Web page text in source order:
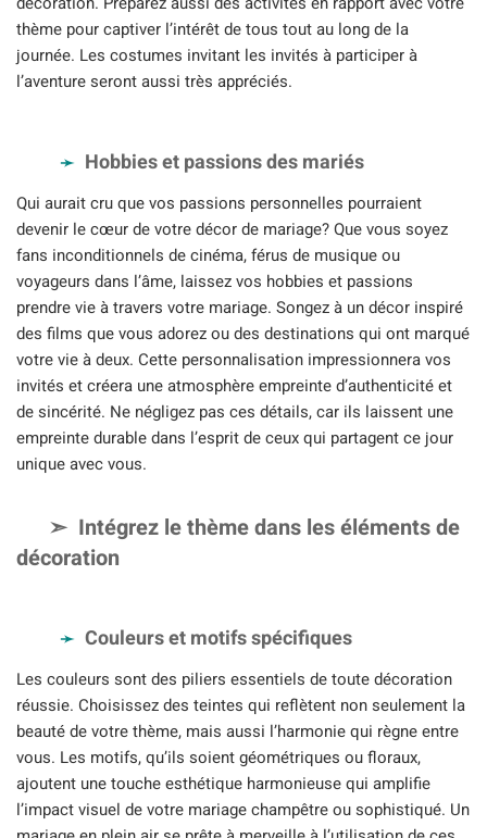
thème pour captiver l’intérêt de tous tout au long de la
journée. Les costumes invitant les invités à participer à
l’aventure seront aussi très appréciés.
Hobbies et passions des mariés
Qui aurait cru que vos passions personnelles pourraient
devenir le cœur de votre décor de mariage? Que vous soyez
fans inconditionnels de cinéma, férus de musique ou
voyageurs dans l’âme, laissez vos hobbies et passions
prendre vie à travers votre mariage. Songez à un décor inspiré
des films que vous adorez ou des destinations qui ont marqué
votre vie à deux. Cette personnalisation impressionnera vos
invités et créera une atmosphère empreinte d’authenticité et
de sincérité. Ne négligez pas ces détails, car ils laissent une
empreinte durable dans l’esprit de ceux qui partagent ce jour
unique avec vous.
Intégrez le thème dans les éléments de
décoration
Couleurs et motifs spécifiques
Les couleurs sont des piliers essentiels de toute décoration
réussie. Choisissez des teintes qui reflètent non seulement la
beauté de votre thème, mais aussi l’harmonie qui règne entre
vous. Les motifs, qu’ils soient géométriques ou floraux,
ajoutent une touche esthétique harmonieuse qui amplifie
l’impact visuel de votre mariage champêtre ou sophistiqué. Un